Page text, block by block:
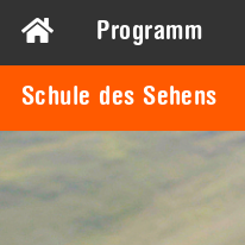
Programm
Schule des Sehens